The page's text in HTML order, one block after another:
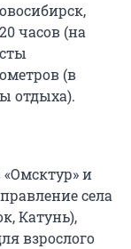
часов (на
(в
отдыха).
«Омсктур» и
села
Катунь),
взрослого